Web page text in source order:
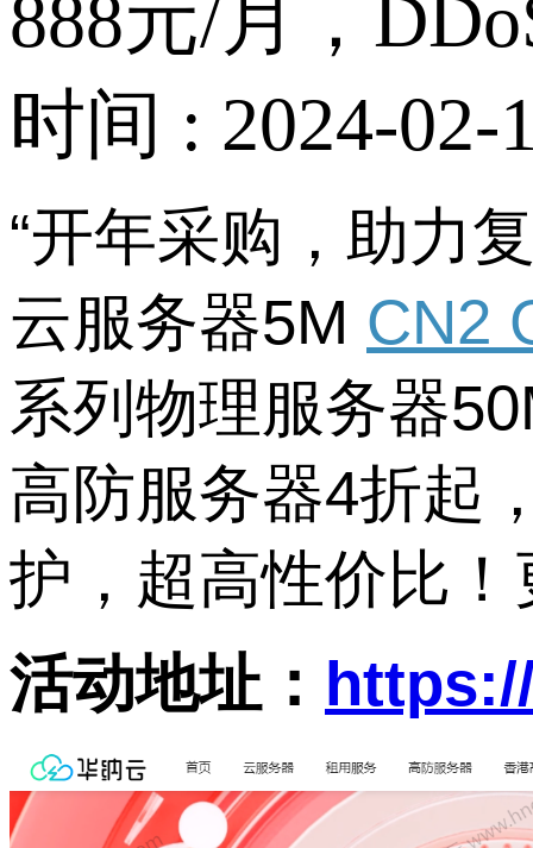
888元/月，
时间 : 2024-02-
“开年采购，助力
云服务器5M CN2
系列物理服务器
高防服务器4折起
护，超高性价比
活动地址：